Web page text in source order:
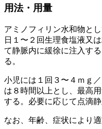
用法・用量
アミノフィリン水和物と
日１〜２回生理食塩液又
て静脈内に緩徐に注入す
る。
小児には１回３〜４ｍｇ
は８時間以上とし、最高
する。必要に応じて点滴静
なお、年齢、症状により適